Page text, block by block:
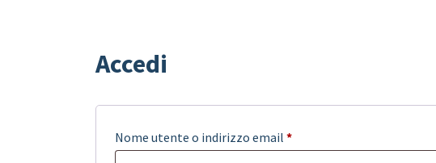
Accedi
Nome utente o indirizzo email *Richiesto